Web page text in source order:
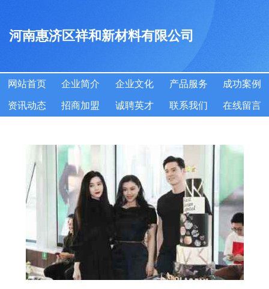
河南惠济区祥和新材料有限公司
网站首页 企业简介 企业文化 产品服务 成功案例
资讯动态 招商加盟 诚聘英才 联系我们 在线留言